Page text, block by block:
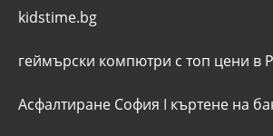
kidstime.bg
геймърски компютри с топ цени в
Асфалтиране София I къртене на